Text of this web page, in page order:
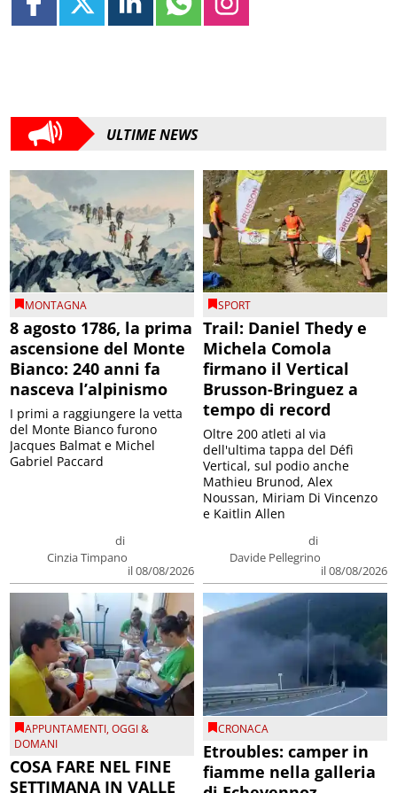
ULTIME NEWS
MONTAGNA
8 agosto 1786, la prima
ascensione del Monte
Bianco: 240 anni fa
nasceva l’alpinismo
di
Cinzia Timpano
il 08/08/2026
I primi a raggiungere la vetta
del Monte Bianco furono
Jacques Balmat e Michel
Gabriel Paccard
SPORT
Trail: Daniel Thedy e
Michela Comola
firmano il Vertical
Brusson-Bringuez a
tempo di record
di
Davide Pellegrino
il 08/08/2026
Oltre 200 atleti al via
dell'ultima tappa del Défì
Vertical, sul podio anche
Mathieu Brunod, Alex
Noussan, Miriam Di Vincenzo
e Kaitlin Allen
APPUNTAMENTI,OGGI &
DOMANI
COSA FARE NEL FINE
SETTIMANA IN VALLE
CRONACA
Etroubles: camper in
fiamme nella galleria